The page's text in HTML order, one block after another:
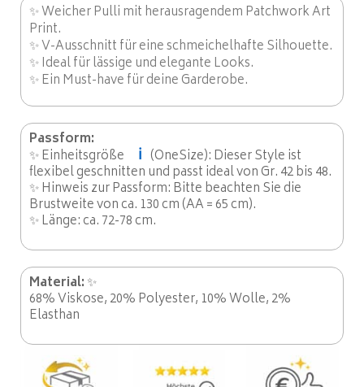
✨ Weicher Pulli mit herausragendem Patchwork Art
Print.
✨ V-Ausschnitt für eine schmeichelhafte Silhouette.
✨ Ideal für lässige und elegante Looks.
✨ Ein Must-have für deine Garderobe.
Passform:
✨ Einheitsgröße ℹ️ (OneSize): Dieser Style ist
flexibel geschnitten und passt ideal von Gr. 42 bis 48.
✨ Hinweis zur Passform: Bitte beachten Sie die
Brustweite von ca. 130 cm (AA = 65 cm).
✨ Länge: ca. 72-78 cm.
Material:✨
68% Viskose, 20% Polyester, 10% Wolle, 2%
Elasthan